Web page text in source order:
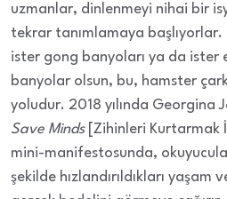
uzmanlar, dinlenmeyi nihai bir
tekrar tanımlamaya
ister gong banyoları ya da ister
banyolar olsun, bu, hamster
yoludur. 2018 yılında Georgina
Save Minds[Zihinleri Kurtarmak
mini-manifestosunda,
şekilde hızlandırıldıkları yaşam